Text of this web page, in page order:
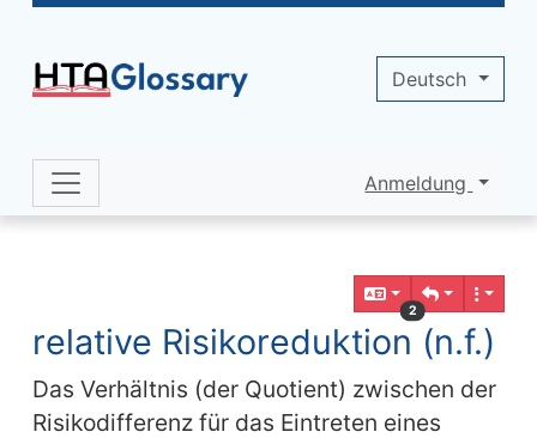
Navigation and related functionality
2
relative Risikoreduktion (n.f.)
Das Verhältnis (der Quotient) zwischen der
Risikodifferenz für das Eintreten eines
Site identity, navigation, etc.
Anmeldung
Deutsch